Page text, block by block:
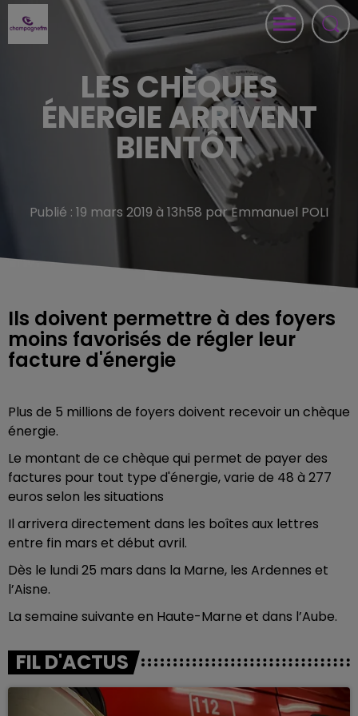
LES CHÈQUES
ÉNERGIE ARRIVENT
BIENTÔT
Publié : 19 mars 2019 à 13h58 par Emmanuel POLI
Ils doivent permettre à des foyers
moins favorisés de régler leur
facture d'énergie
Plus de 5 millions de foyers doivent recevoir un chèque
énergie.
Le montant de ce chèque qui permet de payer des
factures pour tout type d'énergie, varie de 48 à 277
euros selon les situations
Il arrivera directement dans les boîtes aux lettres
entre fin mars et début avril.
Dès le lundi 25 mars dans la Marne, les Ardennes et
l’Aisne.
La semaine suivante en Haute-Marne et dans l’Aube.
FIL D'ACTUS